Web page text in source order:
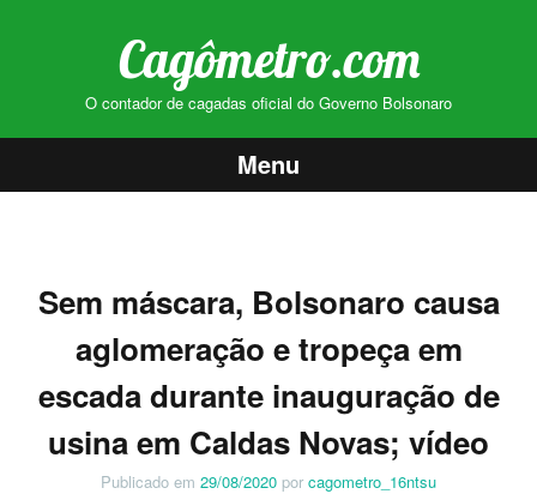
Cagômetro.com
O contador de cagadas oficial do Governo Bolsonaro
Menu
conteúdo
Sem máscara, Bolsonaro causa
aglomeração e tropeça em
escada durante inauguração de
usina em Caldas Novas; vídeo
Publicado em 29/08/2020 por cagometro_16ntsu